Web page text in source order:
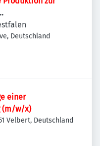
Deutschland
einer
(m/w/x)
Velbert, Deutschland